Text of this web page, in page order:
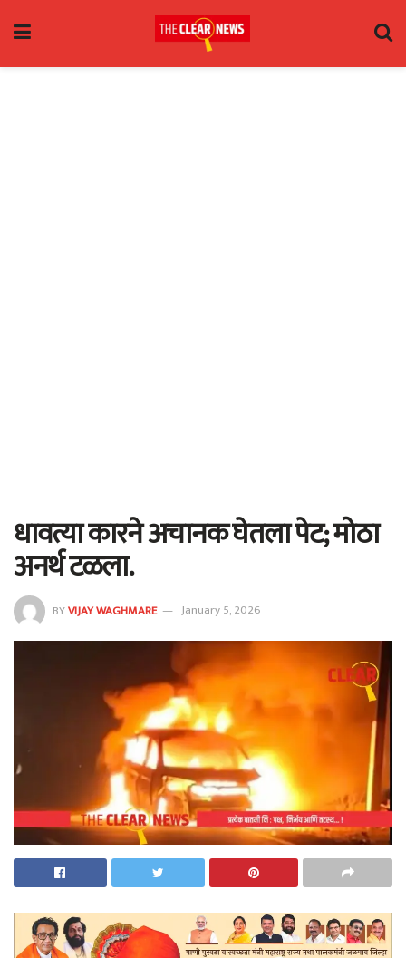
धावत्या कारने अचानक घेतला पेट; मोठा
अनर्थ टळला.
BYVIJAY WAGHMARE January 5, 2026